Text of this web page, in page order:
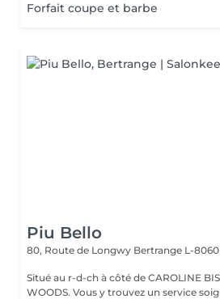
Forfait coupe et barbe
Piu Bello
80, Route de Longwy Bertrange L-8060
Situé au r-d-ch à côté de CAROLINE BISS et vis-â-vis de RIVER
WOODS. Vous y trouvez un service soigné et professionnel